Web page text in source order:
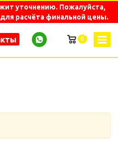
уточнению. Пожалуйста,
расчёта финальной цены.
0